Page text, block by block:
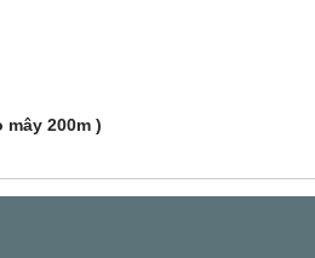
200m )